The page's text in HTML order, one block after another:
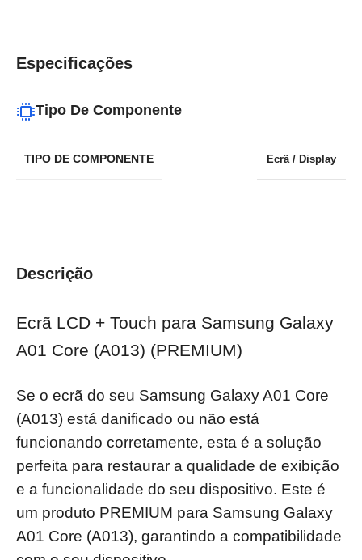
Descrição
Ecrã LCD + Touch para Samsung Galaxy
A01 Core (A013) (PREMIUM)
Se o ecrã do seu Samsung Galaxy A01 Core
(A013) está danificado ou não está
funcionando corretamente, esta é a solução
perfeita para restaurar a qualidade de exibição
e a funcionalidade do seu dispositivo. Este é
um produto PREMIUM para Samsung Galaxy
A01 Core (A013), garantindo a compatibilidade
Especificações
Tipo De Componente
TIPO DE COMPONENTE Ecrã / Display